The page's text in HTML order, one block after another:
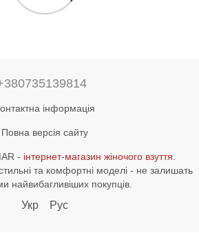
інформація
Повна версія сайту
- інтернет-магазин жіночого взуття
та комфортні моделі - не залишать
найвибагливіших покупців.
Укр Рус